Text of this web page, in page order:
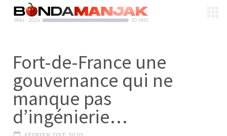
Fort-de-France une
gouvernance qui ne
manque pas
d’ingénierie…